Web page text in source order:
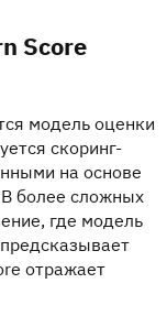
Score
модель оценки
скоринг-
на основе
более сложных
где модель
отражает